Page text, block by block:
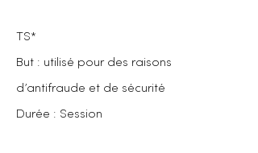
TS*
But : utilisé pour des raisons
d’antifraude et de sécurité
Durée : Session